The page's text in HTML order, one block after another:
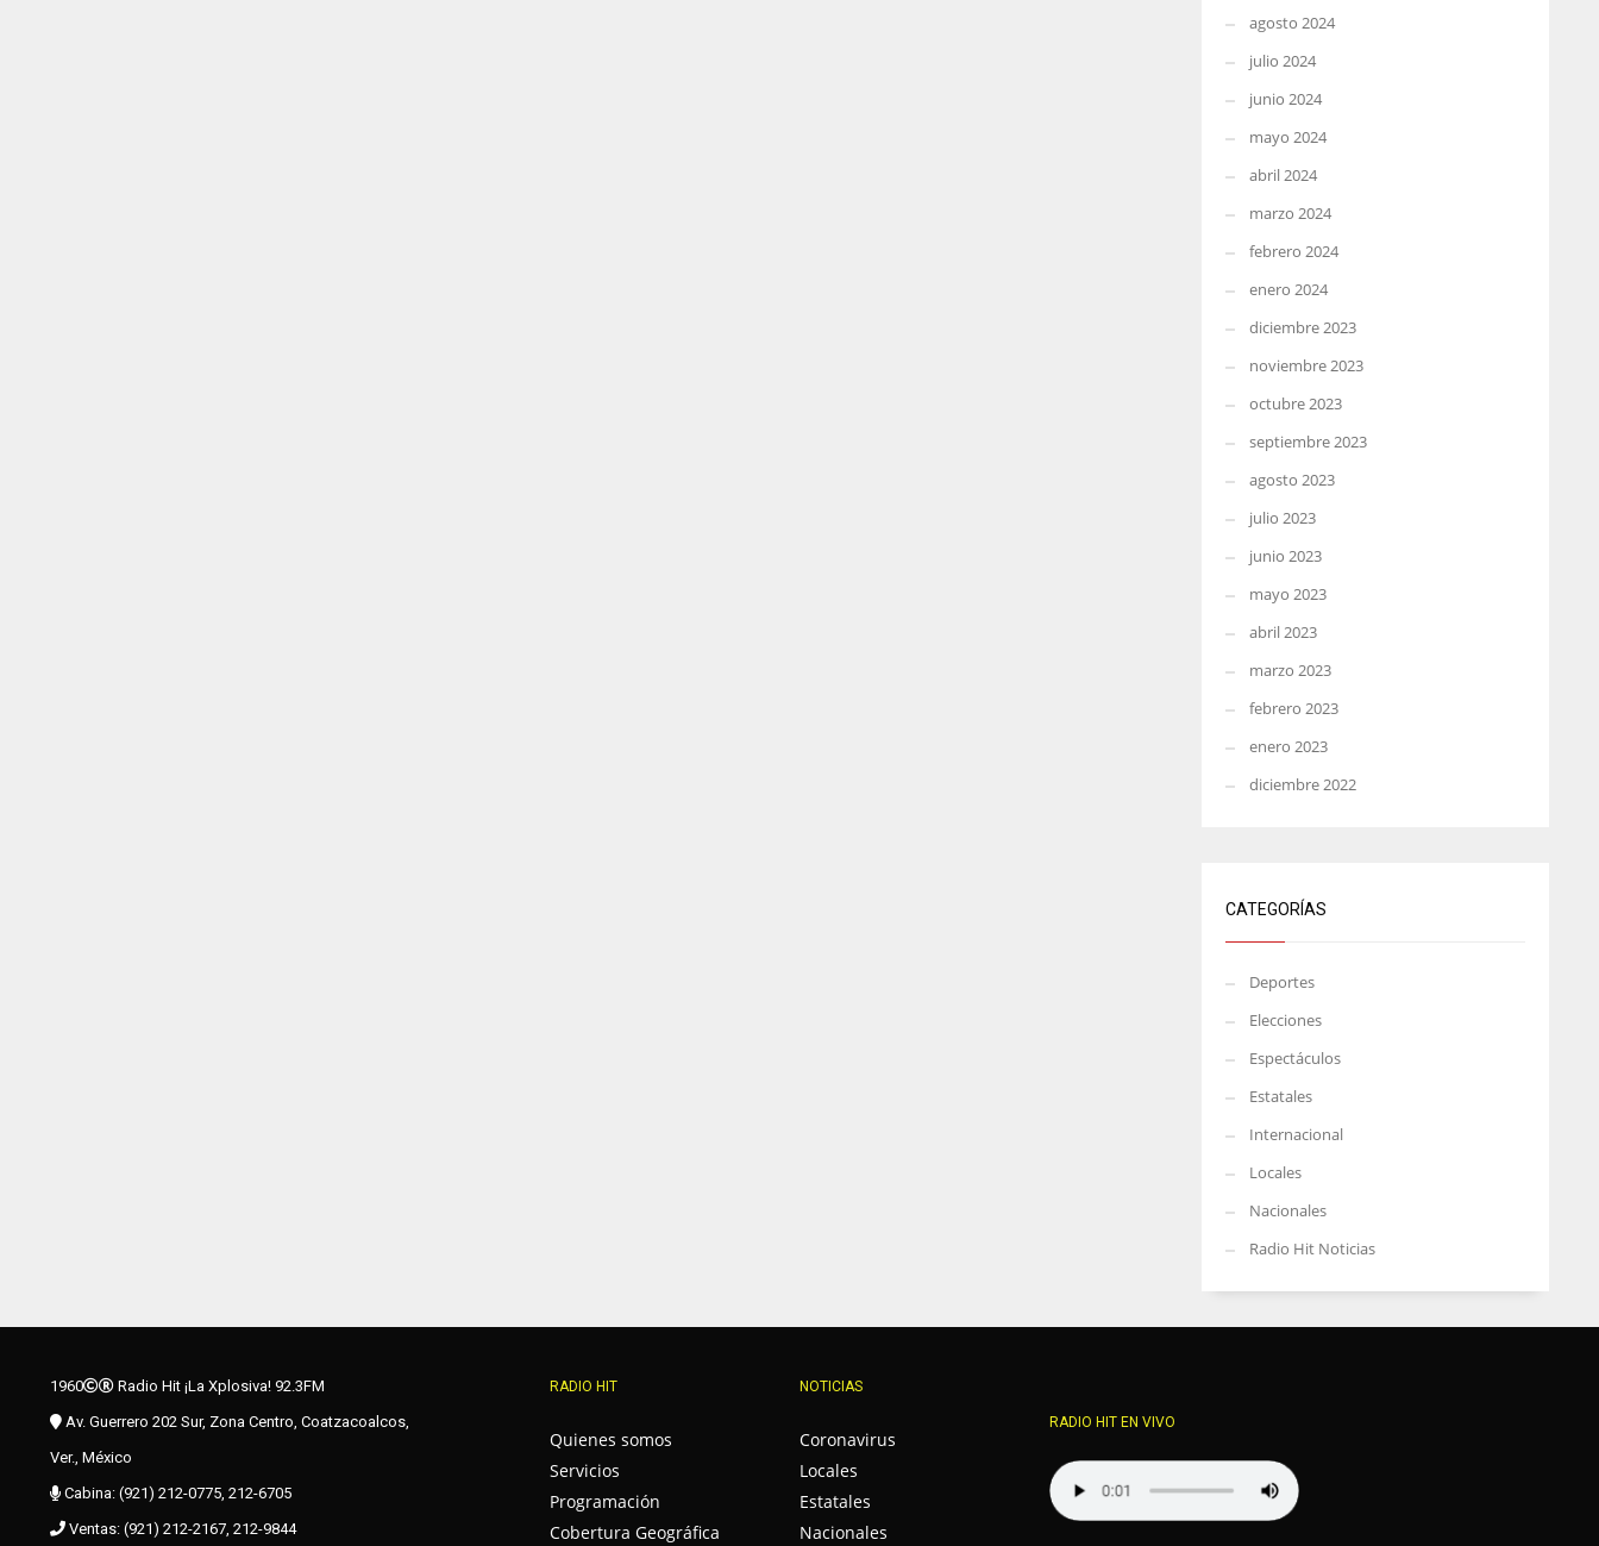
agosto 2024
julio 2024
junio 2024
mayo 2024
abril 2024
marzo 2024
febrero 2024
enero 2024
diciembre 2023
noviembre 2023
octubre 2023
septiembre 2023
agosto 2023
julio 2023
junio 2023
mayo 2023
abril 2023
marzo 2023
febrero 2023
enero 2023
diciembre 2022
CATEGORÍAS
Deportes
Elecciones
Espectáculos
Estatales
Internacional
Locales
Nacionales
Radio Hit Noticias
1960
Radio Hit ¡La Xplosiva! 92.3FM
Av. Guerrero 202 Sur, Zona Centro, Coatzacoalcos,
Ver., México
Cabina: (921) 212-0775, 212-6705
Ventas: (921) 212-2167, 212-9844
RADIO HIT
Quienes somos
Servicios
Programación
Cobertura Geográfica
NOTICIAS
Coronavirus
Locales
Estatales
Nacionales
RADIO HIT EN VIVO